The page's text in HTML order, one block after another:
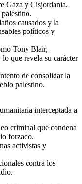
Gaza y Cisjordania.
causados y la
políticos y
Tony Blair,
que revela su carácter
de consolidar la
palestino.
interceptada a
criminal que condena
forzado.
activistas y
contra los